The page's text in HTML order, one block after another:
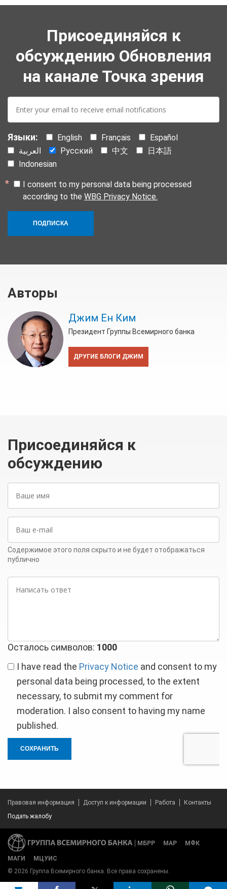
Присоединяйся к
обсуждению Обновления
на канале Точка зрения
mail:
Языки: English Français
Español
العربية
Русский 中文
日本語
Indonesian
I consent to my personal data being processed
according to the WBG Privacy Notice.
ПОДПИСКА
Авторы
Джим Ен Ким
Президент Группы Всемирного банка
ДРУГИЕ БЛОГИ ДЖИМ
Присоединяйся к
обсуждению
имя
mail
Содержимое этого поля скрыто и не будет отображаться
публично
ответ
Осталось символов: 1000
I have read the Privacy Notice and consent to my
personal data being processed, to the extent
necessary, to submit my comment for
moderation. I also consent to having my name
published.
СОХРАНИТЬ
Share on
Правовая информация Доступ к информации Работа
Контакты
Подать жалобу
МБРР МАР МФК
МАГИ
МЦУИС
© 2026 Группа Всемирного банка. Все права сохранены.